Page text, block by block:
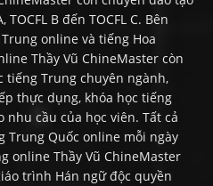
B đến TOCFL C. Bên
online và tiếng Hoa
Thầy Vũ ChineMaster còn
tiếng Trung chuyên ngành,
thực dụng, khóa học tiếng
cầu của học viên. Tất cả
Trung Quốc online mỗi ngày
online Thầy Vũ ChineMaster
trình Hán ngữ độc quyền